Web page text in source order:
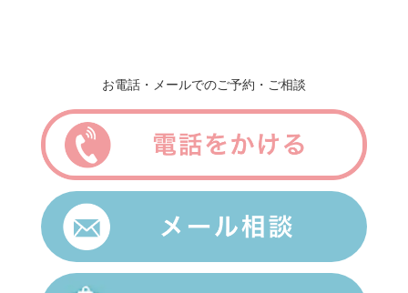
お電話・メールでのご予約・ご相談